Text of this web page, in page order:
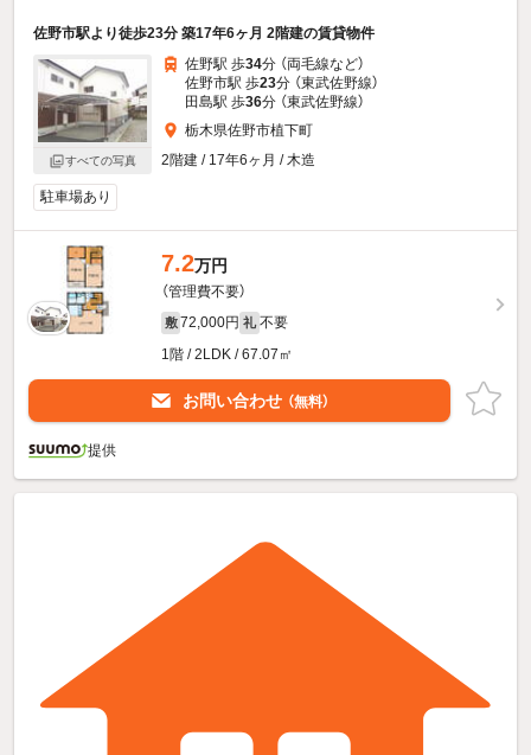
佐野市駅より徒歩23分 築17年6ヶ月 2階建の賃貸物件
すべての写真
佐野駅 歩34分 （両毛線など）
佐野市駅 歩23分 （東武佐野線）
田島駅 歩36分 （東武佐野線）
栃木県佐野市植下町
2階建 / 17年6ヶ月 / 木造
駐車場あり
7.2万円
（管理費不要）
敷 72,000円 礼 不要
1階 / 2LDK / 67.07㎡
お問い合わせ （無料）
提供